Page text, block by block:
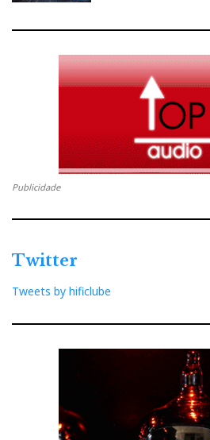
EVERYTHING BUT THE BOX
Publicidade
Twitter
Tweets by hificlube